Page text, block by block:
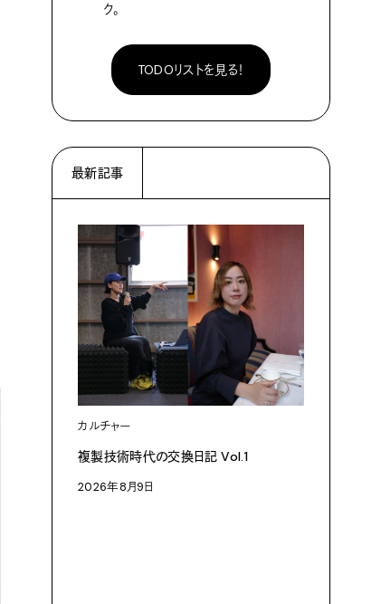
ク。
TODOリストを見る！
最新記事
カルチャー
複製技術時代の交換日記 Vol.1
2026年8月9日